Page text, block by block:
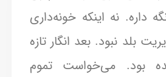
داره. نه اینکه خونه‌داری
بلد نبود. بعد انگار تازه
بود. می‌خواست تموم